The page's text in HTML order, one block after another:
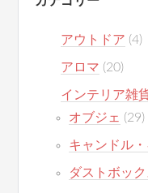
アウトドア (4)
アロマ (20)
インテリア雑
オブジェ (29)
キャンドル
ダストボック